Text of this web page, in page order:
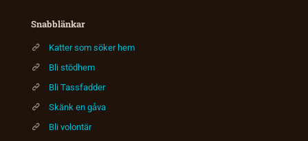
Snabblänkar
Katter som söker hem
Bli stödhem
Bli Tassfadder
Skänk en gåva
Bli volontär